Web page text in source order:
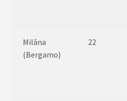
Milāna
(Bergamo)
22